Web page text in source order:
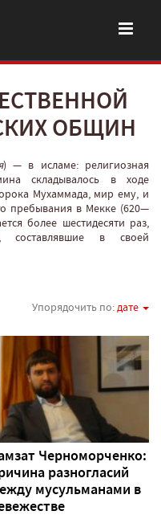
ОБЩИН
‎) — в исламе: религиозная
складывалось в ходе
Мухаммада, мир ему, и
пребывания в Мекке (620—
более шестидесяти раз,
составлявшие в своей
Упорядочить по:дате
Черноморченко:
разногласий
мусульманами в